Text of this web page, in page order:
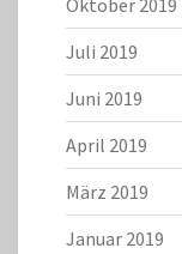
Juli 2019
Juni 2019
April 2019
März 2019
Januar 2019